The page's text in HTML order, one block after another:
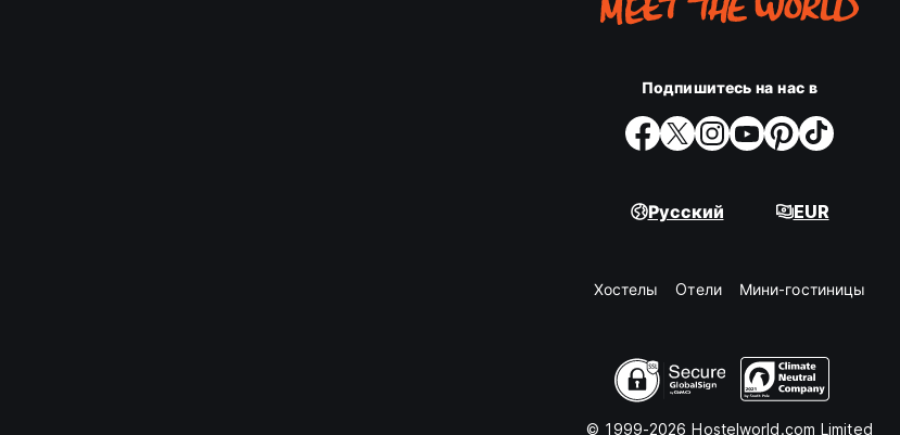
Подпишитесь на нас в
Русский EUR
Хостелы Oтели Мини-гостиницы
© 1999-2026 Hostelworld.com Limited